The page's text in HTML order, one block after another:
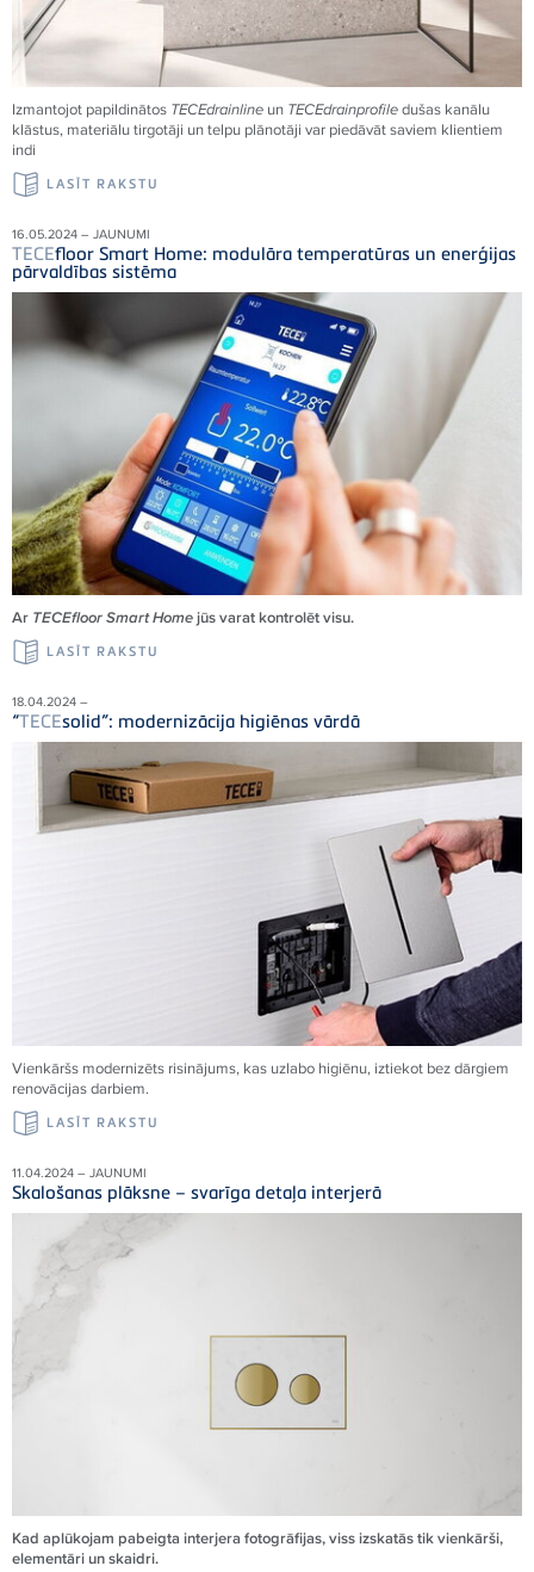
Izmantojot papildinātos TECEdrainline un TECEdrainprofiledušas kanālu
klāstus, materiālu tirgotāji un telpu plānotāji var piedāvāt saviem klientiem
indi
LASĪT RAKSTU
16.05.2024 – JAUNUMI
TECEfloor Smart Home: modulāra temperatūras un enerģijas
pārvaldības sistēma
Ar TECEfloor Smart Homejūs varat kontrolēt visu.
LASĪT RAKSTU
18.04.2024 –
“TECEsolid”: modernizācija higiēnas vārdā
Vienkāršs modernizēts risinājums, kas uzlabo higiēnu, iztiekot bez dārgiem
renovācijas darbiem.
LASĪT RAKSTU
11.04.2024 – JAUNUMI
Skalošanas plāksne – svarīga detaļa interjerā
Kad aplūkojam pabeigta interjera fotogrāfijas, viss izskatās tik vienkārši,
elementāri un skaidri.